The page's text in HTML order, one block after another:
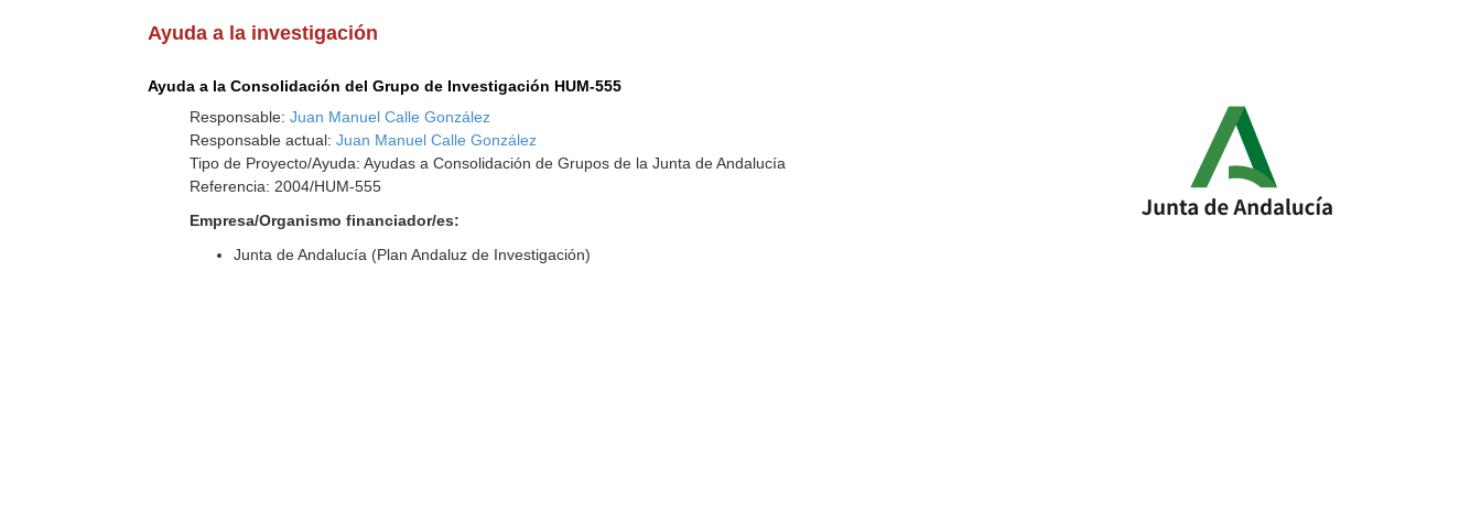
Ayuda a la investigación
Ayuda a la Consolidación del Grupo de Investigación HUM-555
Responsable:Juan Manuel Calle González
Responsable actual:Juan Manuel Calle González
Tipo de Proyecto/Ayuda: Ayudas a Consolidación de Grupos de la Junta de Andalucía
Referencia: 2004/HUM-555
Empresa/Organismo financiador/es:
Junta de Andalucía (Plan Andaluz de Investigación)